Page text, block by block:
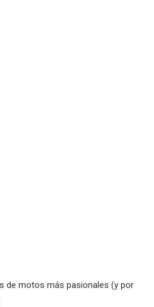
de motos más pasionales (y por